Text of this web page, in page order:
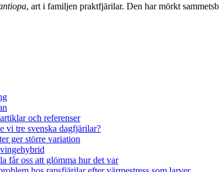
, art i familjen praktfjärilar. Den har mörkt
och referenser
vi tre svenska dagfjärilar?
ger större variation
får oss att glömma hur det var